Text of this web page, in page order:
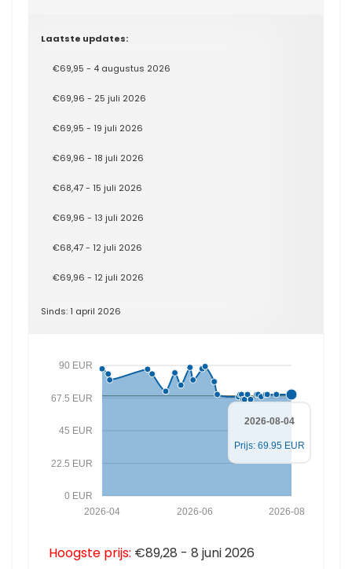
Laatste updates:
€69,95 - 4 augustus 2026
€69,96 - 25 juli 2026
€69,95 - 19 juli 2026
€69,96 - 18 juli 2026
€68,47 - 15 juli 2026
€69,96 - 13 juli 2026
€68,47 - 12 juli 2026
€69,96 - 12 juli 2026
Sinds: 1 april 2026
0 EUR
22.5 EUR
45 EUR
67.5 EUR
90 EUR
2026-08
2026-06
2026-04
2026-08-04
Prijs: 69.95 EUR
Hoogste prijs: €89,28 - 8 juni 2026